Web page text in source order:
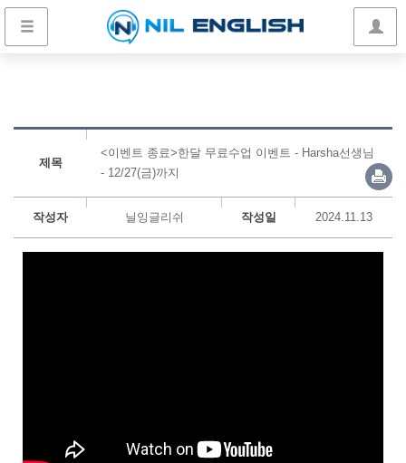
제목
<이벤트 종료>한달 무료수업 이벤트 - Harsha선생님
- 12/27(금)까지
작성자 닐잉글리쉬 작성일 2024.11.13